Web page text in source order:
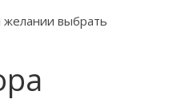
желании выбрать